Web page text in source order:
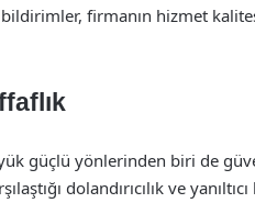
firmanın hizmet
güçlü yönlerinden biri de
dolandırıcılık ve